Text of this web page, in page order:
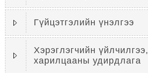
Гүйцэтгэлийн үнэлгээ
Хэрэглэгчийн үйлчилгээ,
харилцааны удирдлага